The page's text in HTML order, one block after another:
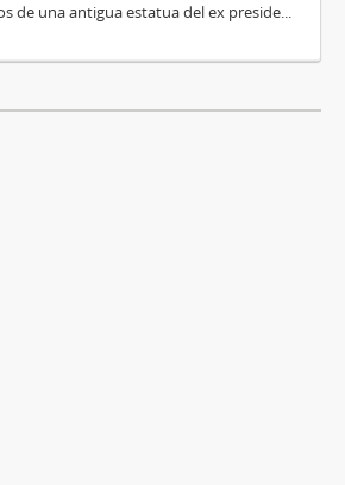
de una antigua estatua del ex preside...